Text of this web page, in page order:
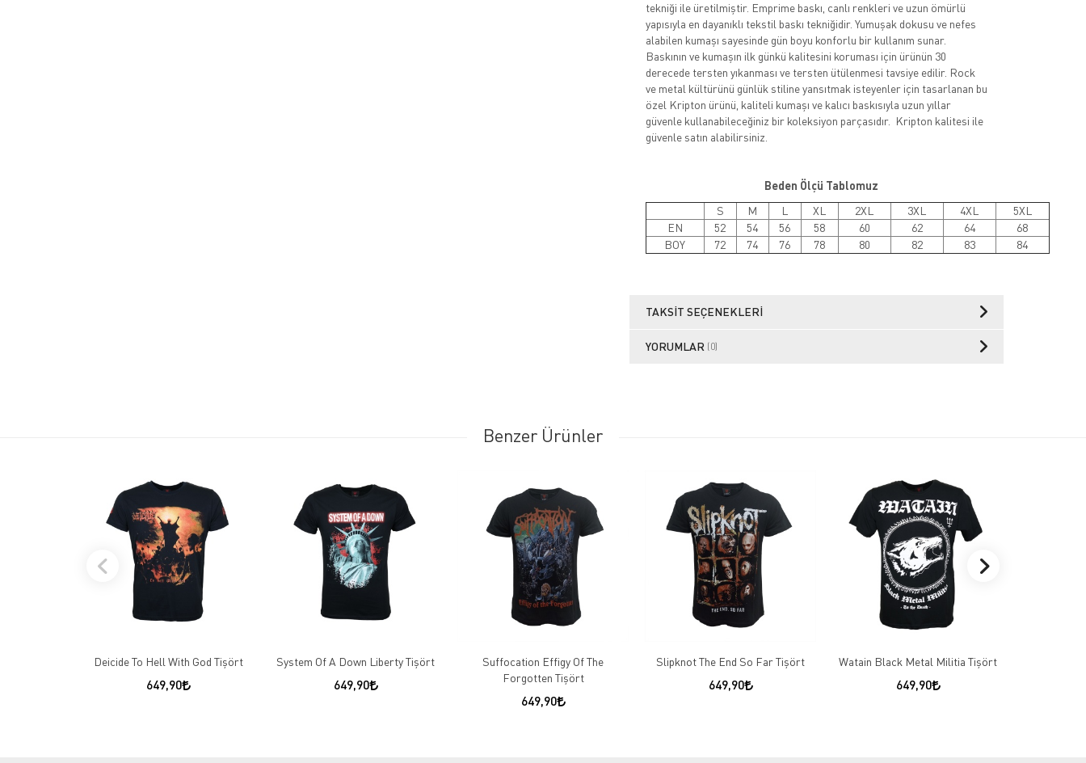
tekniği ile üretilmiştir. Emprime baskı, canlı renkleri ve uzun ömürlü
yapısıyla en dayanıklı tekstil baskı tekniğidir. Yumuşak dokusu ve nefes
alabilen kumaşı sayesinde gün boyu konforlu bir kullanım sunar.
Baskının ve kumaşın ilk günkü kalitesini koruması için ürünün 30
derecede tersten yıkanması ve tersten ütülenmesi tavsiye edilir. Rock
ve metal kültürünü günlük stiline yansıtmak isteyenler için tasarlanan bu
özel Kripton ürünü, kaliteli kumaşı ve kalıcı baskısıyla uzun yıllar
güvenle kullanabileceğiniz bir koleksiyon parçasıdır. Kripton kalitesi ile
güvenle satın alabilirsiniz.
Beden Ölçü Tablomuz
S
M L XL 2XL 3XL 4XL
5XL
EN
52 54 56 58 60 62 64
68
BOY
72 74 76 78 80 82 83 84
TAKSIT SEÇENEKLERI
YORUMLAR (0)
Benzer Ürünler
Deicide To Hell With God Tişört
649,90
System Of A Down Liberty Tişört
649,90
Suffocation Effigy Of The
Forgotten Tişört
649,90
Slipknot The End So Far Tişört
649,90
Watain Black Metal Militia Tişört
649,90